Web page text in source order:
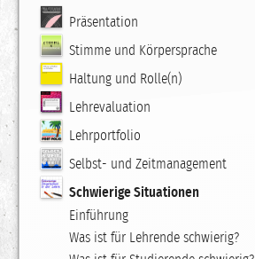
Präsentation
Stimme und Körpersprache
Haltung und Rolle(n)
Lehrevaluation
Lehrportfolio
Selbst- und Zeitmanagement
Schwierige Situationen
Einführung
Was ist für Lehrende schwierig?